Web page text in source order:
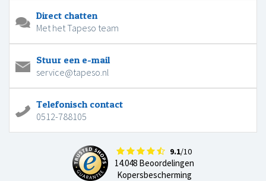
Direct chatten
Met het Tapeso team
Stuur een e-mail
service@tapeso.nl
Telefonisch contact
0512-788105
9.1/10
14.048 Beoordelingen
Kopersbescherming